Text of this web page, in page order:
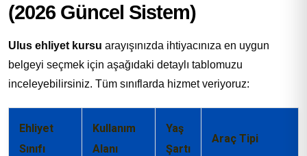
(2026 Güncel Sistem)
Ulus ehliyet kursu arayışınızda ihtiyacınıza en uygun
belgeyi seçmek için aşağıdaki detaylı tablomuzu
inceleyebilirsiniz. Tüm sınıflarda hizmet veriyoruz:
Ehliyet
Sınıfı
Kullanım
Alanı
Yaş
Şartı
Araç Tipi